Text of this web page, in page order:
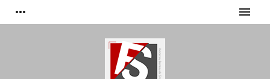
more_horiz menu